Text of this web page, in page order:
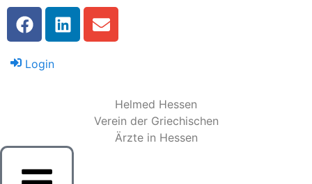
Login
Helmed Hessen
Verein der Griechischen
Ärzte in Hessen